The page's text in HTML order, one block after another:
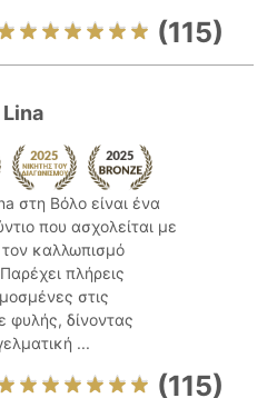
(115)
στη Βόλο είναι ένα
που ασχολείται με
τον καλλωπισμό
πλήρεις
στις
φυλής, δίνοντας
...
(115)